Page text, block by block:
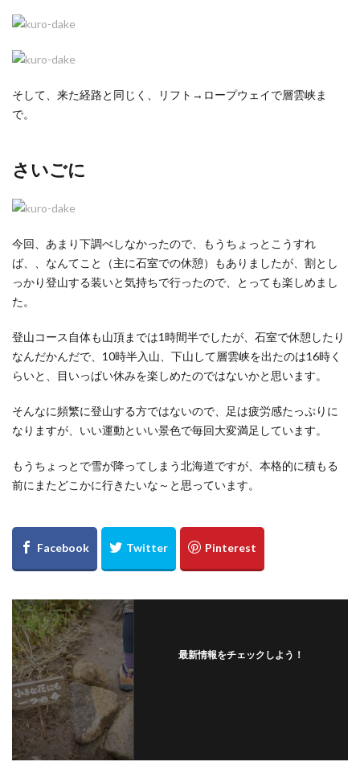
そして、来た経路と同じく、リフト→ロープウェイで層雲峡ま
で。
さいごに
今回、あまり下調べしなかったので、もうちょっとこうすれ
ば、、なんてこと（主に石室での休憩）もありましたが、割とし
っかり登山する装いと気持ちで行ったので、とっても楽しめまし
た。
登山コース自体も山頂までは1時間半でしたが、石室で休憩したり
なんだかんだで、10時半入山、下山して層雲峡を出たのは16時く
らいと、目いっぱい休みを楽しめたのではないかと思います。
そんなに頻繁に登山する方ではないので、足は疲労感たっぷりに
なりますが、いい運動といい景色で毎回大変満足しています。
もうちょっとで雪が降ってしまう北海道ですが、本格的に積もる
前にまたどこかに行きたいな～と思っています。
最新情報をチェックしよう！